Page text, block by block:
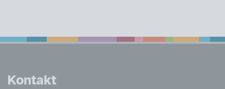
Service
Kontakt